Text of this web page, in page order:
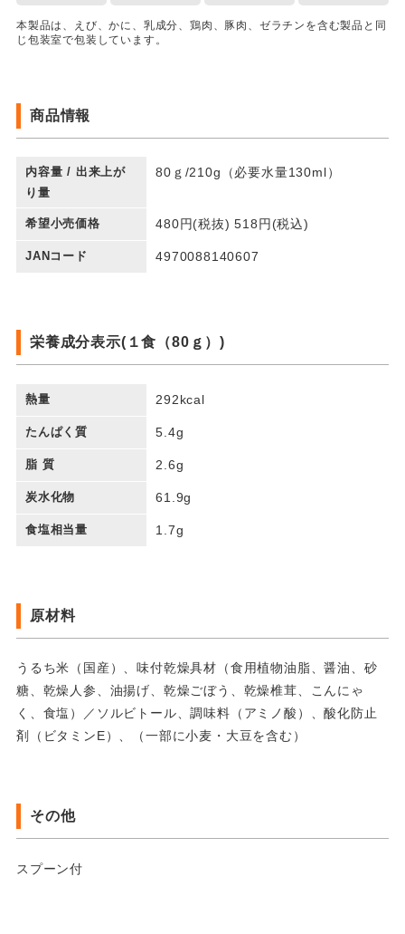
本製品は、えび、かに、乳成分、鶏肉、豚肉、ゼラチンを含む製品と同
じ包装室で包装しています。
商品情報
内容量 / 出来上が
り量
80ｇ/210g（必要水量130ml）
希望小売価格 480円(税抜) 518円(税込)
JANコード 4970088140607
栄養成分表示(１食（80ｇ）)
熱量 292kcal
たんぱく質 5.4g
脂 質 2.6g
炭水化物 61.9g
食塩相当量 1.7g
原材料
うるち米（国産）、味付乾燥具材（食用植物油脂、醤油、砂
糖、乾燥人参、油揚げ、乾燥ごぼう、乾燥椎茸、こんにゃ
く、食塩）／ソルビトール、調味料（アミノ酸）、酸化防止
剤（ビタミンE）、（一部に小麦・大豆を含む）
その他
スプーン付